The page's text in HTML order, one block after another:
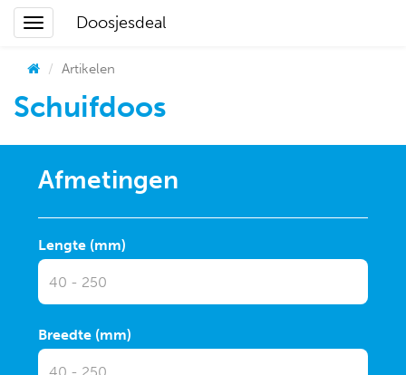
Doosjesdeal
Artikelen
Schuifdoos
Afmetingen
Lengte (mm)
Breedte (mm)